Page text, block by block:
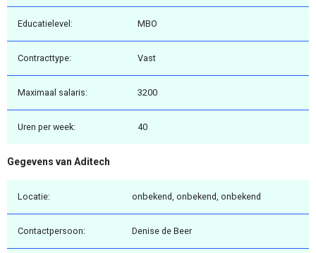
Educatielevel: MBO
Contracttype: Vast
Maximaal salaris: 3200
Uren per week: 40
Gegevens van Aditech
Locatie: onbekend, onbekend, onbekend
Contactpersoon: Denise de Beer